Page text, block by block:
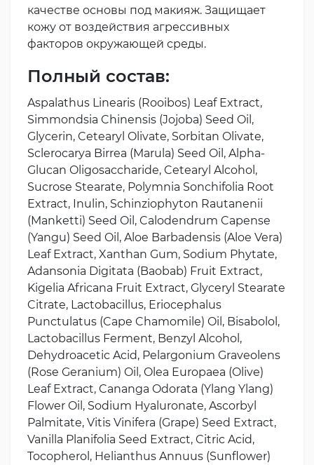
качестве основы под макияж. Защищает
кожу от воздействия агрессивных
факторов окружающей среды.
Полный состав:
Aspalathus Linearis (Rooibos) Leaf Extract,
Simmondsia Chinensis (Jojoba) Seed Oil,
Glycerin, Cetearyl Olivate, Sorbitan Olivate,
Sclerocarya Birrea (Marula) Seed Oil, Alpha-
Glucan Oligosaccharide, Cetearyl Alcohol,
Sucrose Stearate, Polymnia Sonchifolia Root
Extract, Inulin, Schinziophyton Rautanenii
(Manketti) Seed Oil, Calodendrum Capense
(Yangu) Seed Oil, Aloe Barbadensis (Aloe Vera)
Leaf Extract, Xanthan Gum, Sodium Phytate,
Adansonia Digitata (Baobab) Fruit Extract,
Kigelia Africana Fruit Extract, Glyceryl Stearate
Citrate, Lactobacillus, Eriocephalus
Punctulatus (Cape Chamomile) Oil, Bisabolol,
Lactobacillus Ferment, Benzyl Alcohol,
Dehydroacetic Acid, Pelargonium Graveolens
(Rose Geranium) Oil, Olea Europaea (Olive)
Leaf Extract, Cananga Odorata (Ylang Ylang)
Flower Oil, Sodium Hyaluronate, Ascorbyl
Palmitate, Vitis Vinifera (Grape) Seed Extract,
Vanilla Planifolia Seed Extract, Citric Acid,
Tocopherol, Helianthus Annuus (Sunflower)